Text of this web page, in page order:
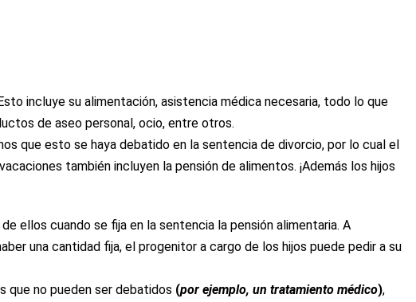
incluye su alimentación, asistencia médica necesaria, todo lo que
de aseo personal, ocio, entre otros.
que esto se haya debatido en la sentencia de divorcio, por lo cual el
también incluyen la pensión de alimentos. ¡Además los hijos
ellos cuando se fija en la sentencia la pensión alimentaria. A
una cantidad fija, el progenitor a cargo de los hijos puede pedir a su
que no pueden ser debatidos (por ejemplo, un tratamiento médico),